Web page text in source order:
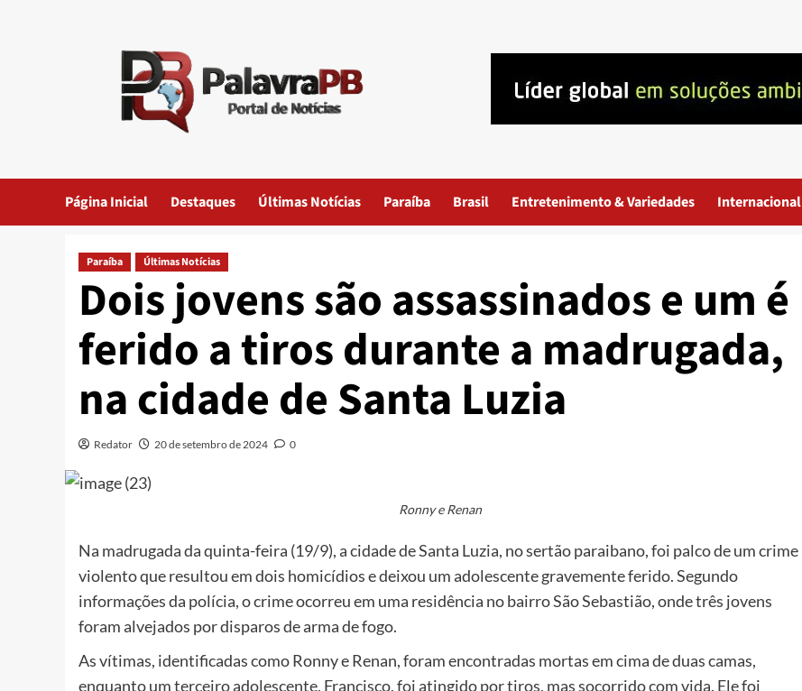
Página Inicial Destaques Últimas Notícias Paraíba Brasil Entretenimento & Variedades Internacional
Paraíba Últimas Notícias
Dois jovens são assassinados e um é
ferido a tiros durante a madrugada,
na cidade de Santa Luzia
Redator 20 de setembro de 2024 0
Ronny e Renan
Na madrugada da quinta-feira (19/9), a cidade de Santa Luzia, no sertão paraibano, foi palco de um crime
violento que resultou em dois homicídios e deixou um adolescente gravemente ferido. Segundo
informações da polícia, o crime ocorreu em uma residência no bairro São Sebastião, onde três jovens
foram alvejados por disparos de arma de fogo.
As vítimas, identificadas como Ronny e Renan, foram encontradas mortas em cima de duas camas,
enquanto um terceiro adolescente, Francisco, foi atingido por tiros, mas socorrido com vida. Ele foi